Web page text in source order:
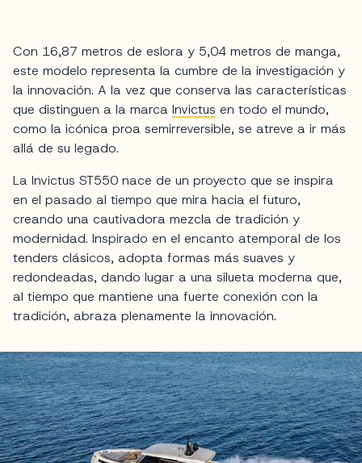
Con 16,87 metros de eslora y 5,04 metros de manga,
este modelo representa la cumbre de la investigación y
la innovación. A la vez que conserva las características
que distinguen a la marca Invictus en todo el mundo,
como la icónica proa semirreversible, se atreve a ir más
allá de su legado.
La Invictus ST550 nace de un proyecto que se inspira
en el pasado al tiempo que mira hacia el futuro,
creando una cautivadora mezcla de tradición y
modernidad. Inspirado en el encanto atemporal de los
tenders clásicos, adopta formas más suaves y
redondeadas, dando lugar a una silueta moderna que,
al tiempo que mantiene una fuerte conexión con la
tradición, abraza plenamente la innovación.